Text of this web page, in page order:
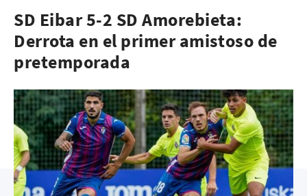
SD Eibar 5-2 SD Amorebieta:
Derrota en el primer amistoso de
pretemporada